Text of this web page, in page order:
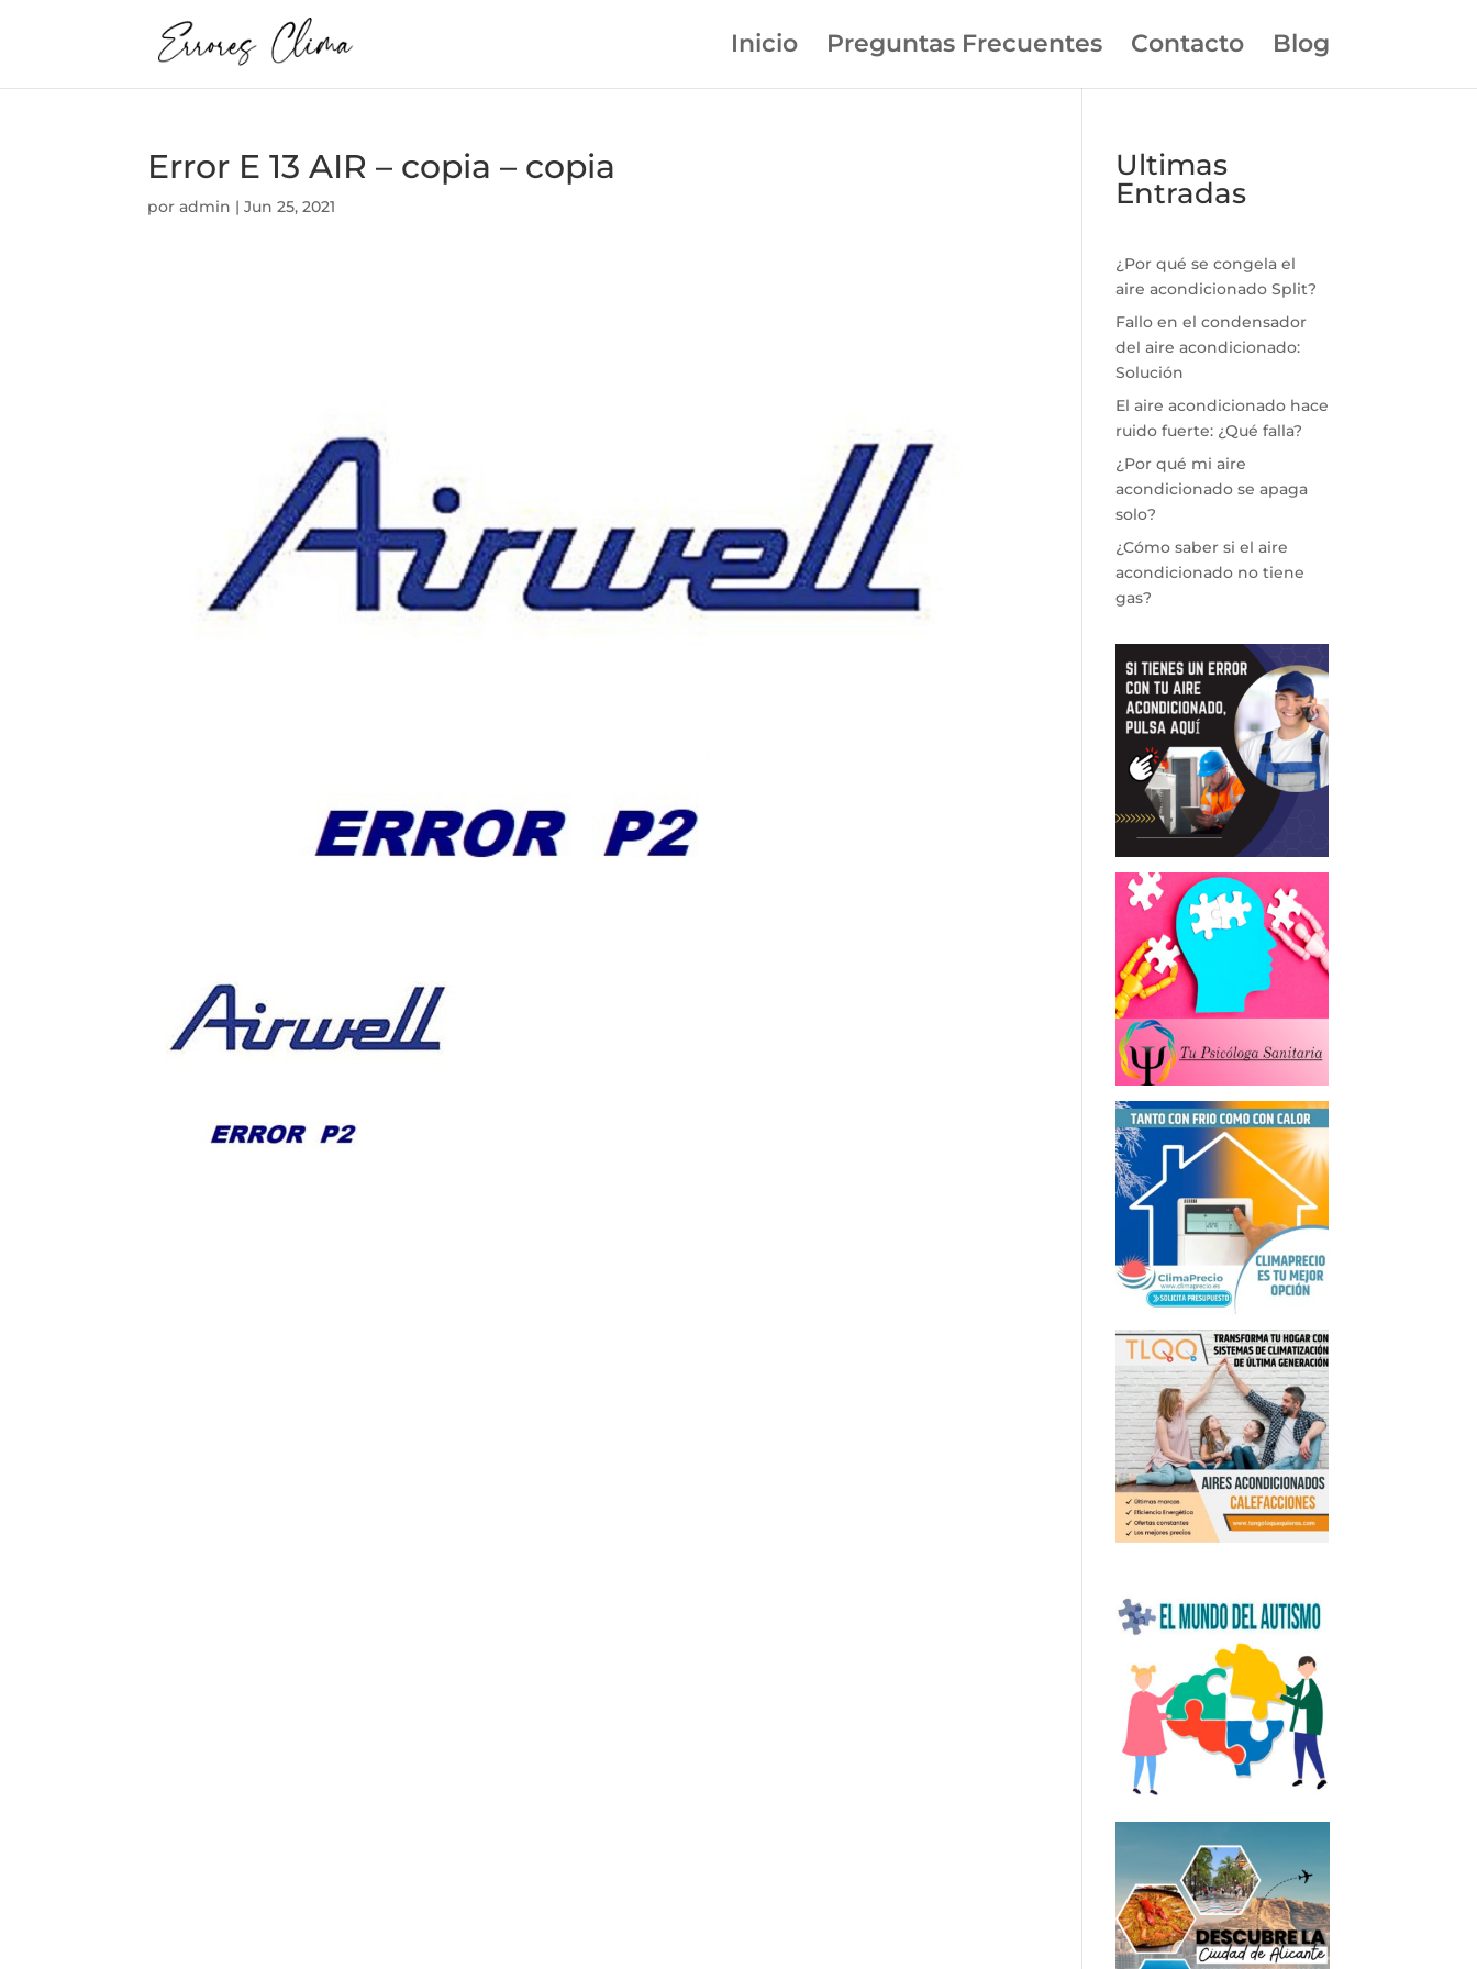
Inicio Preguntas Frecuentes Contacto Blog
Error E 13 AIR – copia – copia
poradmin |Jun 25, 2021
Ultimas
Entradas
¿Por qué se congela el
aire acondicionado Split?
Fallo en el condensador
del aire acondicionado:
Solución
El aire acondicionado hace
ruido fuerte: ¿Qué falla?
¿Por qué mi aire
acondicionado se apaga
solo?
¿Cómo saber si el aire
acondicionado no tiene
gas?